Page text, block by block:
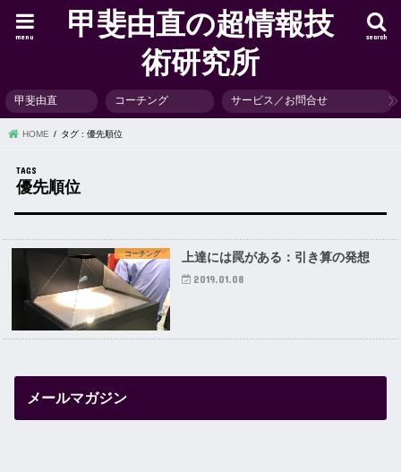
甲斐由直の超情報技
術研究所
search
menu
甲斐由直 コーチング サービス／お問合せ
HOME タグ : 優先順位
優先順位
コーチング 上達には罠がある：引き算の発想
2019.01.08
メールマガジン